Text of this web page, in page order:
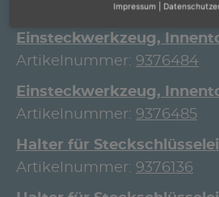
Artikelnummer:9376483
Einsteckwerkzeug,
Artikelnummer: 9376484
Einsteckwerkzeug,
Artikelnummer: 9376485
Halter für
Artikelnummer: 9376136
Impressum